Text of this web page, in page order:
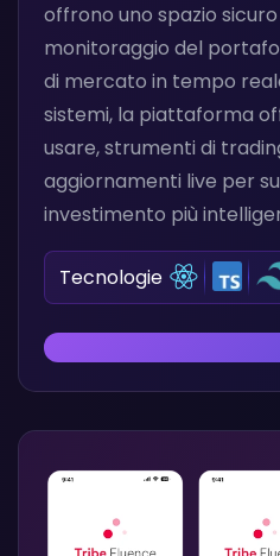
offrono uno spazio
monitoraggio del
di mercato in tempo
sistemi, la piattaforma
usare, strumenti di
aggiornamenti live per
investimento più
Tecnologie
Scopri la Nostra